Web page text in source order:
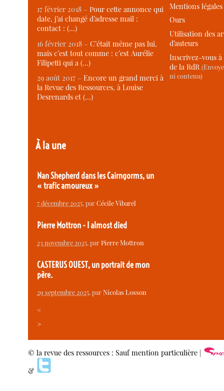
17 février 2018 –Pour cette annonce qui
date, j’ai changé d’adresse mail :
contact : (…)
16 février 2018 –C’était même pas lui,
mais c’est tout comme : c’est Aurélie
Filipetti qui a (…)
29 août 2017 –Encore un grand merci à
la Revue des Ressources, à Louise
Desrenards et (…)
À la une
Nan Shepherd dans les Cairngorms, un
« trafic amoureux »
7 décembre 2025, parCécile Vibarel
Pierre Mottron - I almost died
23 novembre 2025, parPierre Mottron
CASTERUS OUEST, un portrait de mon
père.
29 septembre 2025, parNicolas Losson
<
>
Mentions légales
Ours
Utilisation des
d’auteurs
Inscrivez-vous
de la RdR
ni contenu)
© la revue des ressources : Sauf mention particulière |
&